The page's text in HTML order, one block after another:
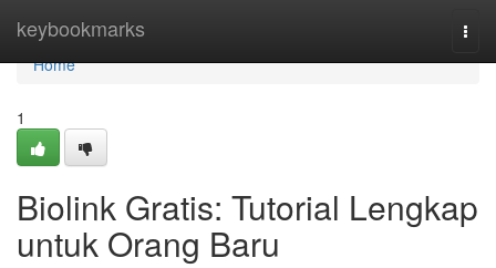
keybookmarks
Home
Home
1
Biolink Gratis: Tutorial Lengkap
untuk Orang Baru